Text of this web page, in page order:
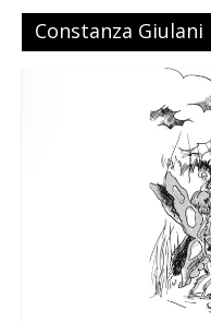
Constanza Giulani